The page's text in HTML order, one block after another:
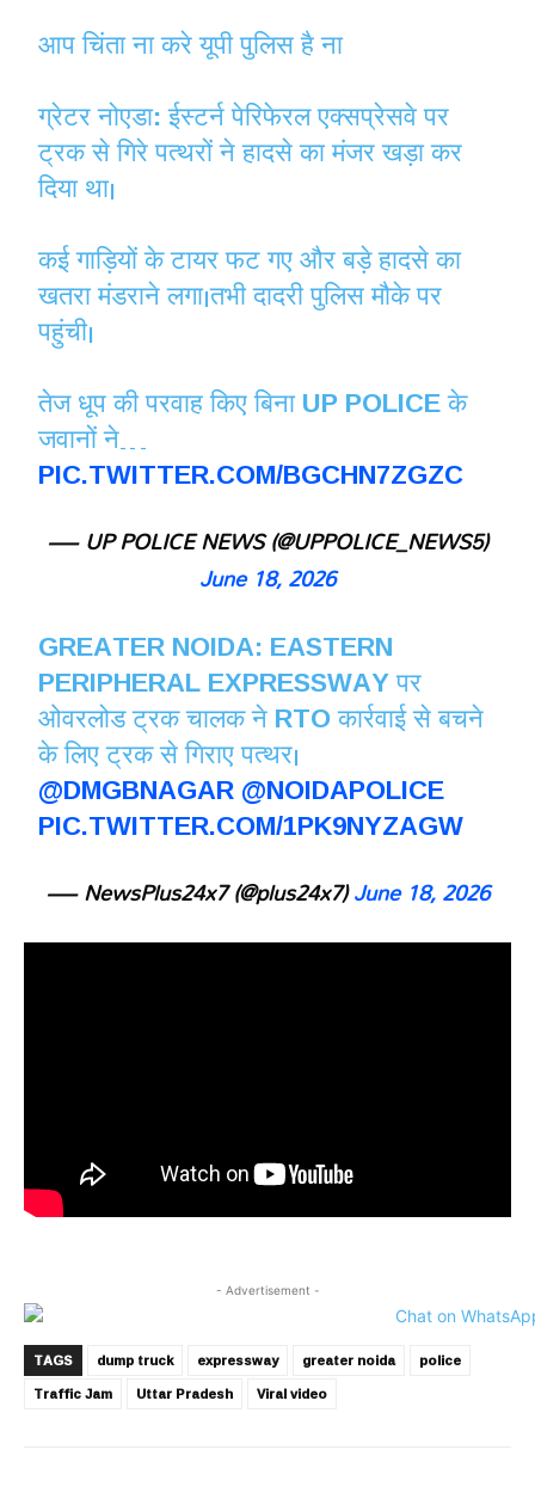
आप चिंता ना करे यूपी पुलिस है ना
ग्रेटर नोएडा: ईस्टर्न पेरिफेरल एक्सप्रेसवे पर
ट्रक से गिरे पत्थरों ने हादसे का मंजर खड़ा कर
दिया था।
कई गाड़ियों के टायर फट गए और बड़े हादसे का
खतरा मंडराने लगा।तभी दादरी पुलिस मौके पर
पहुंची।
तेज धूप की परवाह किए बिना UP POLICE के
जवानों ने…
PIC.TWITTER.COM/BGCHN7ZGZC
— UP POLICE NEWS (@UPPOLICE_NEWS5)
June 18, 2026
GREATER NOIDA: EASTERN
PERIPHERAL EXPRESSWAY पर
ओवरलोड ट्रक चालक ने RTO कार्रवाई से बचने
के लिए ट्रक से गिराए पत्थर।
@DMGBNAGAR@NOIDAPOLICE
PIC.TWITTER.COM/1PK9NYZAGW
— NewsPlus24x7 (@plus24x7)June 18, 2026
- Advertisement -
TAGS dump truck expressway greater noida
police
Traffic Jam
Uttar Pradesh Viral video